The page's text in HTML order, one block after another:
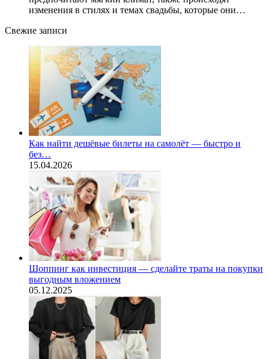
изменения в стилях и темах свадьбы, которые они…
Свежие записи
Как найти дешёвые билеты на самолёт — быстро и
без…
15.04.2026
Шоппинг как инвестиция — сделайте траты на покупки
выгодным вложением
05.12.2025